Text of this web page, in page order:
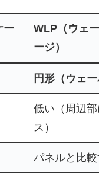
ー
WLP（ウェ
ージ）
円形（ウェー
低い（周辺
ス）
パネルと比